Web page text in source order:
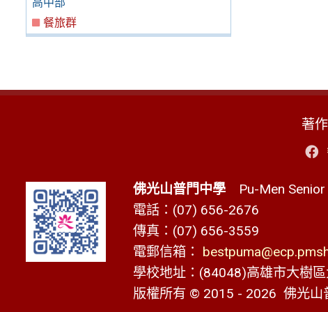
餐旅群
著
佛光山普門中學Pu-Men Senior
電話：(07) 656-2676
傳真：(07) 656-3559
電郵信箱：
學校地址：(84048)高雄市大樹
版權所有 © 2015 - 2026 佛光山